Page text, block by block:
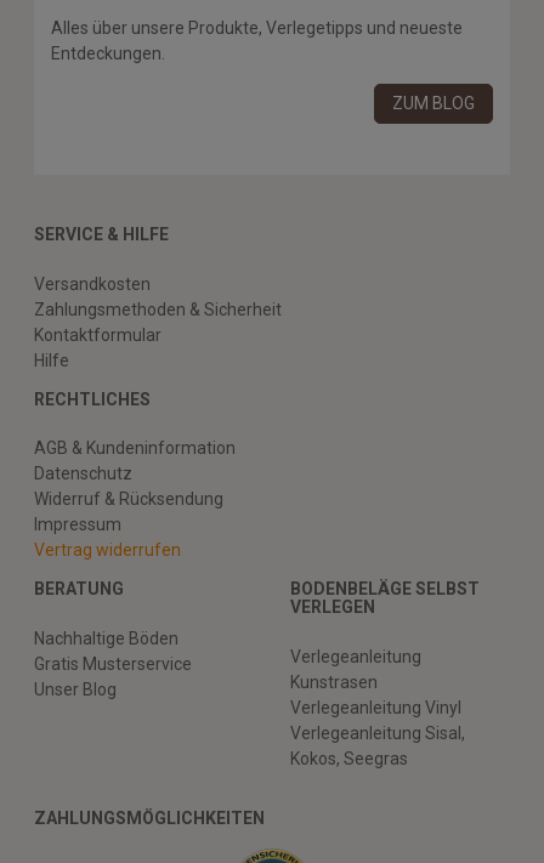
Alles über unsere Produkte, Verlegetipps und neueste
Entdeckungen.
ZUM BLOG
SERVICE & HILFE
Versandkosten
Zahlungsmethoden & Sicherheit
Kontaktformular
Hilfe
RECHTLICHES
AGB & Kundeninformation
Datenschutz
Widerruf & Rücksendung
Impressum
Vertrag widerrufen
BERATUNG
Nachhaltige Böden
Gratis Musterservice
Unser Blog
BODENBELÄGE SELBST
VERLEGEN
Verlegeanleitung
Kunstrasen
Verlegeanleitung Vinyl
Verlegeanleitung Sisal,
Kokos, Seegras
ZAHLUNGSMÖGLICHKEITEN